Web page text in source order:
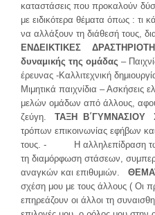
καταστάσεις που προκαλούν
με ειδικότερα θέματα όπως : τι
να αλλάξουν τη διάθεσή τους,
ΕΝΔΕΙΚΤΙΚΕΣ
δυναμικής της ομάδας –
έρευνας -Καλλιτεχνική
Μιμητικά παιχνίδια – Ασκήσεις
μελών ομάδων από άλλους,
ζεύγη. ΤΑΞΗ Β΄ΓΥΜΝΑΣΙΟΥ
τρόπων επικοινωνίας εφήβων
τους. - Η αλληλεπίδραση των
τη διαμόρφωση στάσεων,
αναγκών και επιθυμιών.
σχέση μου με τους άλλους ( Οι
επηρεάζουν οι άλλοι τη